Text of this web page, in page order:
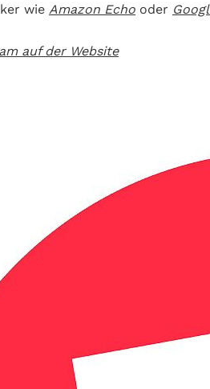
wie Amazon Echo oder
auf der Website